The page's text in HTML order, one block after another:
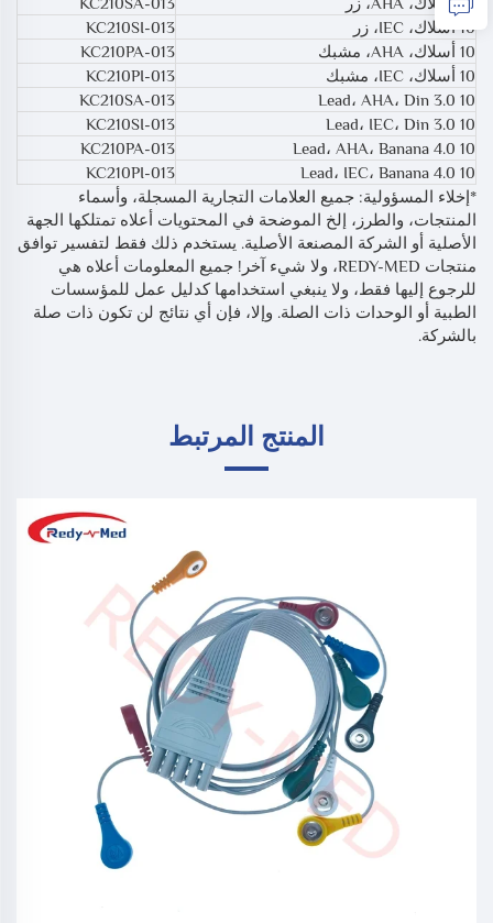
10 أسلاك، IEC، زر
KC210SI-013
10 أسلاك، AHA، مشبك
KC210PA-013
10 أسلاك، IEC، مشبك
KC210PI-013
10 Lead، AHA، Din 3.0
KC210SA-013
10 Lead، IEC، Din 3.0
KC210SI-013
10 Lead، AHA، Banana 4.0
KC210PA-013
10 Lead، IEC، Banana 4.0
KC210PI-013
*إخلاء المسؤولية: جميع العلامات التجارية المسجلة، وأسماء
المنتجات، والطرز، إلخ الموضحة في المحتويات أعلاه تمتلكها الجهة
الأصلية أو الشركة المصنعة الأصلية. يستخدم ذلك فقط لتفسير توافق
منتجات REDY-MED، ولا شيء آخر! جميع المعلومات أعلاه هي
للرجوع إليها فقط، ولا ينبغي استخدامها كدليل عمل للمؤسسات
الطبية أو الوحدات ذات الصلة. وإلا، فإن أي نتائج لن تكون ذات صلة
بالشركة.
المنتج المرتبط